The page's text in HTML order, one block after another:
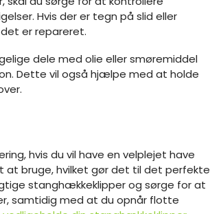
Hvis der er tegn på slid eller
er repareret.
dele med olie eller smøremiddel
Dette vil også hjælpe med at holde
hvis du vil have en velplejet have
at bruge, hvilket gør det til det perfekte
stanghækkeklipper og sørge for at
samtidig med at du opnår flotte